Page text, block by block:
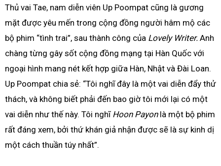
Thủ vai Tae, nam diễn viên Up Poompat cũng là gương
mặt được yêu mến trong cộng đồng người hâm mộ các
bộ phim “tình trai”, sau thành công của Lovely Writer. Anh
chàng từng gây sốt cộng đồng mạng tại Hàn Quốc với
ngoại hình mang nét kết hợp giữa Hàn, Nhật và Đài Loan.
Up Poompat chia sẻ: “Tôi nghĩ đây là một vai diễn đẩy thử
thách, và không biết phải đến bao giờ tôi mới lại có một
vai diễn như thế này. Tôi nghĩ Hoon Payon là một bộ phim
rất đáng xem, bởi thứ khán giả nhận được sẽ là sự kinh dị
một cách thuần túy nhất”.